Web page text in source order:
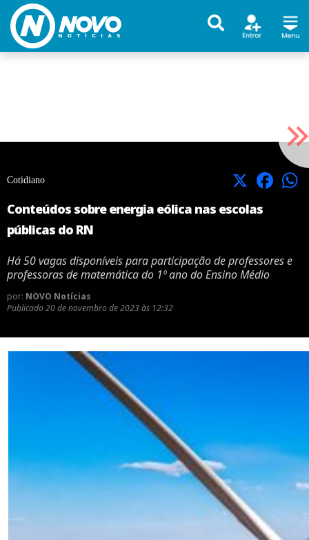
Cotidiano X Facebook
Conteúdos sobre energia eólica nas escolas
públicas do RN
Há 50 vagas disponíveis para participação de professores e
professoras de matemática do 1º ano do Ensino Médio
por: NOVO Notícias
Publicado 20 de novembro de 2023 às 12:32